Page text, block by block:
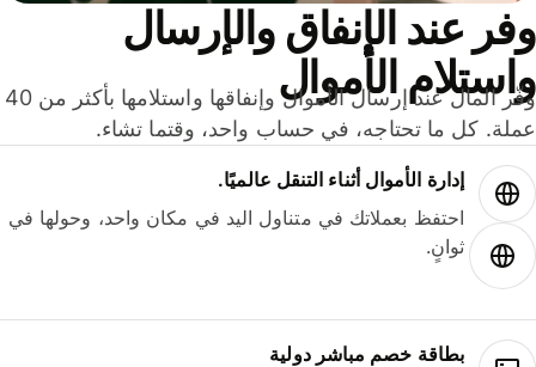
عند الإنفاق والإرسال
الأموال
وفّر المال عند إرسال الأموال وإنفاقها واستلامها بأكثر من 40
كل ما تحتاجه، في حساب واحد، وقتما تشاء.
إدارة الأموال أثناء التنقل عالميًا.
احتفظ بعملاتك في متناول اليد في مكان واحد، وحولها في
ثوانٍ.
بطاقة خصم مباشر دولية